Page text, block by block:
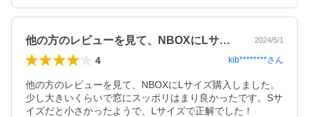
他の方のレビューを見て、NBOXにLサ… 2024/5/1
4 kib********さん
他の方のレビューを見て、NBOXにLサイズ購入しました。
少し大きいくらいで窓にスッポリはまり良かったです。Sサ
イズだと小さかったようで、Lサイズで正解でした！